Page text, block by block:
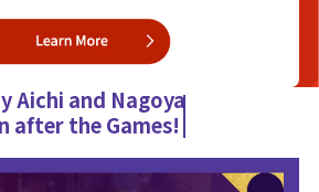
Aichi and Nagoya
after the Games!